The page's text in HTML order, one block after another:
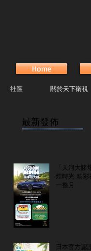
Home
社區 關於天下衛視
最新發佈
...............................................................
「天河大賭
煌時光 精彩禮遇歡慶
一整月
日本官方認